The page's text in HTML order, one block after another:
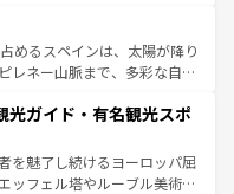
園風景やアマルフィ海岸の絶
い。観光の合間には、本場の
タリア料理を堪能することも
れられない旅をしてみよう！
めるスペインは、太陽が降り
レネー山脈まで、多彩な自然
熱的なフラメンコ、熱気あふ
パスが生活の一部となってい
れた雰囲気や、バルセロナの
方では古代ローマ遺跡や中世
光ガイド・有名観光スポ
を魅了し続けるヨーロッパ屈
ッフェル塔やルーブル美術館